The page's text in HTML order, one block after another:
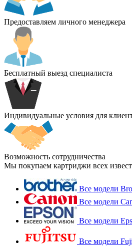
Предоставляем личного менеджера
Бесплатный выезд специалиста
Индивидуальные условия для
Возможность сотрудничества
Мы покупаем картриджи всех
Все модели
Все модели
Все модели
Все модели